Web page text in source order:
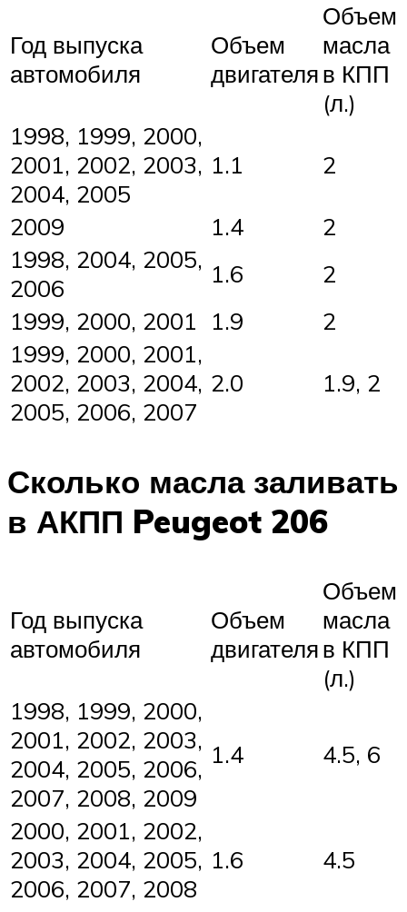
Год выпуска
автомобиля
Объем
двигателя
Объем
масла
в КПП
(л.)
1998, 1999, 2000,
2001, 2002, 2003,
2004, 2005
1.1 2
2009 1.4
2
1998, 2004, 2005,
2006
1.6
2
1999, 2000, 2001
1.9
2
1999, 2000, 2001,
2002, 2003, 2004,
2005, 2006, 2007
2.0 1.9, 2
Сколько масла заливать
в АКПП Peugeot 206
Год выпуска
автомобиля
Объем
двигателя
Объем
масла
в КПП
(л.)
1998, 1999, 2000,
2001, 2002, 2003,
2004, 2005, 2006,
2007, 2008, 2009
1.4 4.5, 6
2000, 2001, 2002,
2003, 2004, 2005,
2006, 2007, 2008
1.6 4.5